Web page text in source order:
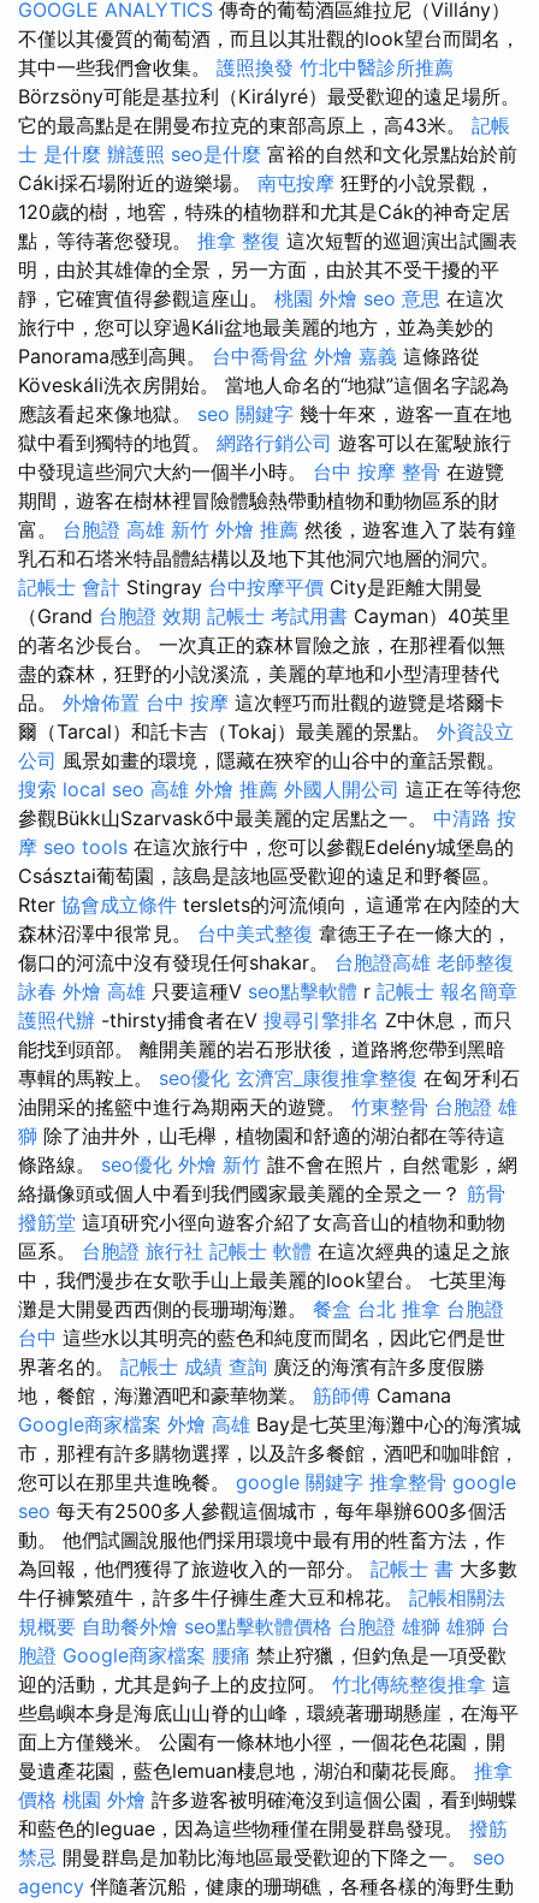
GOOGLE ANALYTICS 傳奇的葡萄酒區維拉尼（Villány）
不僅以其優質的葡萄酒，而且以其壯觀的look望台而聞名，
其中一些我們會收集。 護照換發 竹北中醫診所推薦
Börzsöny可能是基拉利（Királyré）最受歡迎的遠足場所。
它的最高點是在開曼布拉克的東部高原上，高43米。 記帳
士 是什麼 辦護照 seo是什麼 富裕的自然和文化景點始於前
Cáki採石場附近的遊樂場。 南屯按摩 狂野的小說景觀，
120歲的樹，地窖，特殊的植物群和尤其是Cák的神奇定居
點，等待著您發現。 推拿 整復 這次短暫的巡迴演出試圖表
明，由於其雄偉的全景，另一方面，由於其不受干擾的平
靜，它確實值得參觀這座山。 桃園 外燴 seo 意思 在這次
旅行中，您可以穿過Káli盆地最美麗的地方，並為美妙的
Panorama感到高興。 台中喬骨盆 外燴 嘉義 這條路從
Köveskáli洗衣房開始。 當地人命名的“地獄”這個名字認為
應該看起來像地獄。 seo 關鍵字 幾十年來，遊客一直在地
獄中看到獨特的地質。 網路行銷公司 遊客可以在駕駛旅行
中發現這些洞穴大約一個半小時。 台中 按摩 整骨 在遊覽
期間，遊客在樹林裡冒險體驗熱帶動植物和動物區系的財
富。 台胞證 高雄 新竹 外燴 推薦 然後，遊客進入了裝有鐘
乳石和石塔米特晶體結構以及地下其他洞穴地層的洞穴。
記帳士 會計 Stingray 台中按摩平價 City是距離大開曼
（Grand 台胞證 效期 記帳士 考試用書 Cayman）40英里
的著名沙長台。 一次真正的森林冒險之旅，在那裡看似無
盡的森林，狂野的小說溪流，美麗的草地和小型清理替代
品。 外燴佈置 台中 按摩 這次輕巧而壯觀的遊覽是塔爾卡
爾（Tarcal）和託卡吉（Tokaj）最美麗的景點。 外資設立
公司 風景如畫的環境，隱藏在狹窄的山谷中的童話景觀。
搜索 local seo 高雄 外燴 推薦 外國人開公司 這正在等待您
參觀Bükk山Szarvaskő中最美麗的定居點之一。 中清路 按
摩 seo tools 在這次旅行中，您可以參觀Edelény城堡島的
Császtai葡萄園，該島是該地區受歡迎的遠足和野餐區。
Rter 協會成立條件 terslets的河流傾向，這通常在內陸的大
森林沼澤中很常見。 台中美式整復 韋德王子在一條大的，
傷口的河流中沒有發現任何shakar。 台胞證高雄 老師整復
詠春 外燴 高雄 只要這種V seo點擊軟體 r 記帳士 報名簡章
護照代辦 -thirsty捕食者在V 搜尋引擎排名 Z中休息，而只
能找到頭部。 離開美麗的岩石形狀後，道路將您帶到黑暗
專輯的馬鞍上。 seo優化 玄濟宮_康復推拿整復 在匈牙利石
油開采的搖籃中進行為期兩天的遊覽。 竹東整骨 台胞證 雄
獅 除了油井外，山毛櫸，植物園和舒適的湖泊都在等待這
條路線。 seo優化 外燴 新竹 誰不會在照片，自然電影，網
絡攝像頭或個人中看到我們國家最美麗的全景之一？ 筋骨
撥筋堂 這項研究小徑向遊客介紹了女高音山的植物和動物
區系。 台胞證 旅行社 記帳士 軟體 在這次經典的遠足之旅
中，我們漫步在女歌手山上最美麗的look望台。 七英里海
灘是大開曼西西側的長珊瑚海灘。 餐盒 台北 推拿 台胞證
台中 這些水以其明亮的藍色和純度而聞名，因此它們是世
界著名的。 記帳士 成績 查詢 廣泛的海濱有許多度假勝
地，餐館，海灘酒吧和豪華物業。 筋師傅 Camana
Google商家檔案 外燴 高雄 Bay是七英里海灘中心的海濱城
市，那裡有許多購物選擇，以及許多餐館，酒吧和咖啡館，
您可以在那里共進晚餐。 google 關鍵字 推拿整骨 google
seo 每天有2500多人參觀這個城市，每年舉辦600多個活
動。 他們試圖說服他們採用環境中最有用的牲畜方法，作
為回報，他們獲得了旅遊收入的一部分。 記帳士 書 大多數
牛仔褲繁殖牛，許多牛仔褲生產大豆和棉花。 記帳相關法
規概要 自助餐外燴 seo點擊軟體價格 台胞證 雄獅 雄獅 台
胞證 Google商家檔案 腰痛 禁止狩獵，但釣魚是一項受歡
迎的活動，尤其是鉤子上的皮拉阿。 竹北傳統整復推拿 這
些島嶼本身是海底山山脊的山峰，環繞著珊瑚懸崖，在海平
面上方僅幾米。 公園有一條林地小徑，一個花色花園，開
曼遺產花園，藍色lemuan棲息地，湖泊和蘭花長廊。 推拿
價格 桃園 外燴 許多遊客被明確淹沒到這個公園，看到蝴蝶
和藍色的leguae，因為這些物種僅在開曼群島發現。 撥筋
禁忌 開曼群島是加勒比海地區最受歡迎的下降之一。 seo
agency 伴隨著沉船，健康的珊瑚礁，各種各樣的海野生動